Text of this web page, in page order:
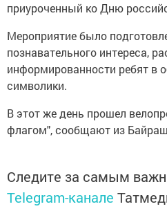
приуроченный ко Дню
Мероприятие было
познавательного интереса,
информированности ребят в
символики.
В этот же день прошел
флагом", сообщают из
Следите за самым
Telegram-канале